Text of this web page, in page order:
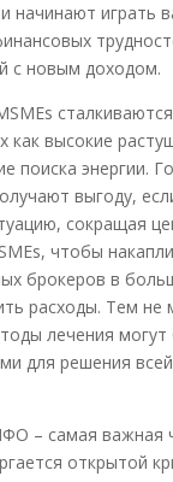
начинают играть
с новым доходом.
как высокие
поиска энергии.
выгоду,
сокращая
чтобы
брокеров в
расходы. Тем не
лечения могут
для решения
– самая важная
открытой